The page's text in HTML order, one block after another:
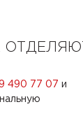
490 77 07
и